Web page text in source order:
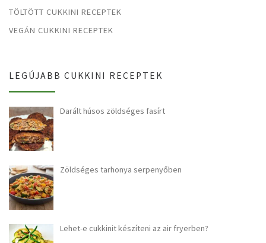
TÖLTÖTT CUKKINI RECEPTEK
VEGÁN CUKKINI RECEPTEK
LEGÚJABB CUKKINI RECEPTEK
Darált húsos zöldséges fasírt
Zöldséges tarhonya serpenyőben
Lehet-e cukkinit készíteni az air fryerben?